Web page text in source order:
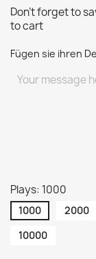
Don't forget to
to cart
Fügen sie ihren
Plays: 1000
1000 2000
10000